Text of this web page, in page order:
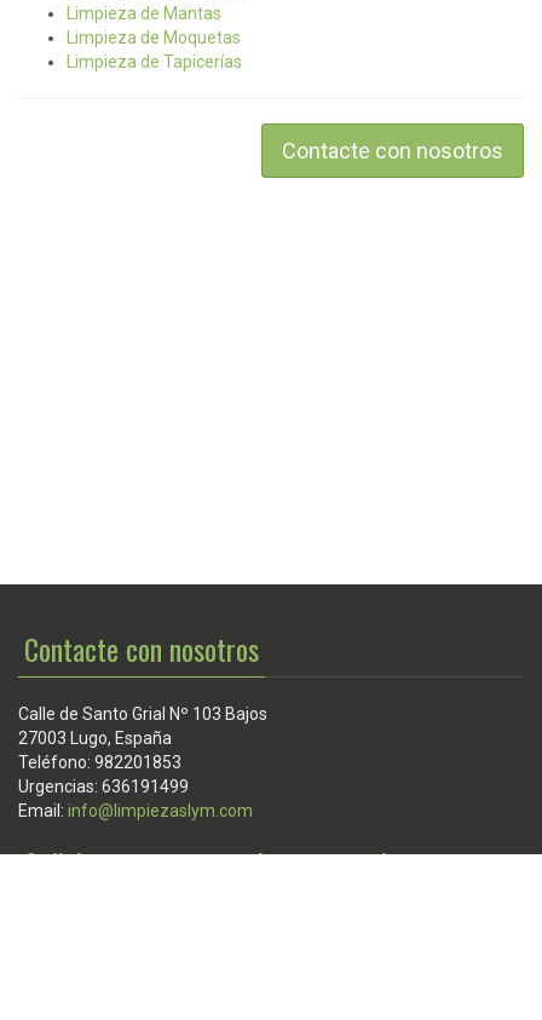
Limpieza de Mantas
Limpieza de Moquetas
Limpieza de Tapicerías
Contacte con nosotros
Contacte con nosotros
Calle de Santo Grial Nº 103 Bajos
27003 Lugo, España
Teléfono: 982201853
Urgencias: 636191499
Email: info@limpiezaslym.com
Solicite presupuesto sin compromiso